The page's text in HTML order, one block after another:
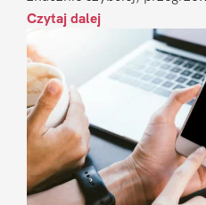
Czytaj dalej